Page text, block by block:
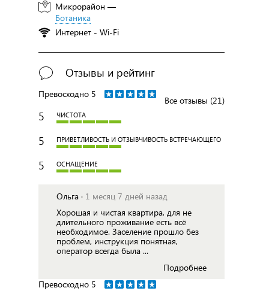
Микрорайон —
Ботаника
Интернет - Wi-Fi
Отзывы и рейтинг
Все отзывы (21)
Превосходно 5
5 ЧИСТОТА
5 ПРИВЕТЛИВОСТЬ И ОТЗЫВЧИВОСТЬ ВСТРЕЧАЮЩЕГО
5 ОСНАЩЕНИЕ
Ольга · 1 месяц 7 дней назад
Хорошая и чистая квартира, для не
длительного проживание есть всё
необходимое. Заселение прошло без
проблем, инструкция понятная,
оператор всегда была ...
Подробнее
Превосходно 5